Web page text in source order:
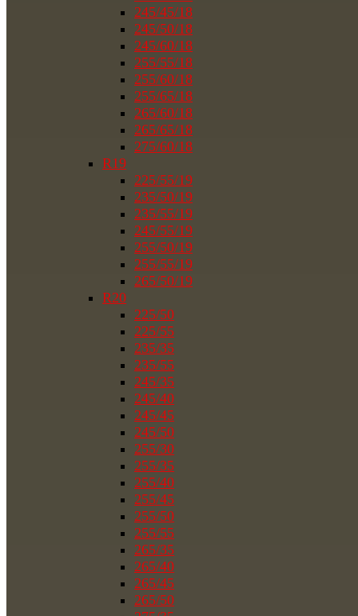
245/45/18
245/50/18
245/60/18
255/55/18
255/60/18
255/65/18
265/60/18
265/65/18
275/60/18
R19
225/55/19
235/50/19
235/55/19
245/55/19
255/50/19
255/55/19
265/50/19
R20
225/50
225/55
235/35
235/55
245/35
245/40
245/45
245/50
255/30
255/35
255/40
255/45
255/50
255/55
265/35
265/40
265/45
265/50